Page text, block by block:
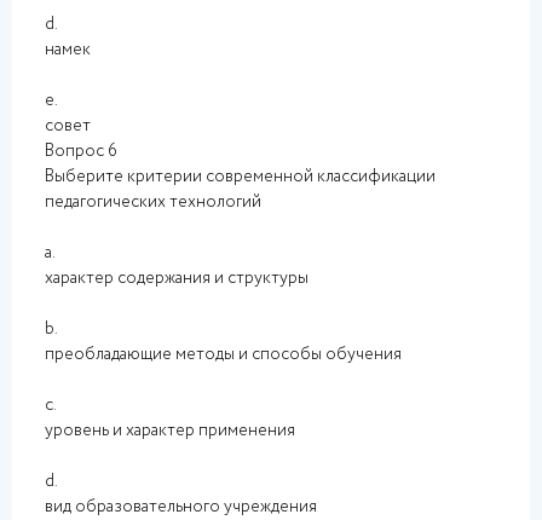
d.
намек
e.
совет
Вопрос 6
Выберите критерии современной классификации
педагогических технологий
a.
характер содержания и структуры
b.
преобладающие методы и способы обучения
c.
уровень и характер применения
d.
вид образовательного учреждения